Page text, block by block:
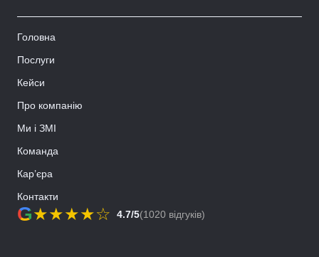
G★★★★☆ 4.7/5(1020 відгуків)
Головна
Послуги
Кейси
Про компанію
Ми і ЗМІ
Команда
Кар’єра
Контакти